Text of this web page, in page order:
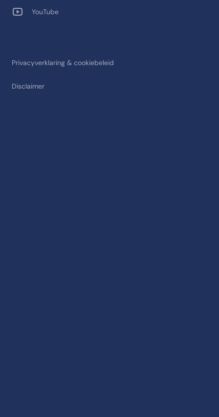
Privacyverklaring & cookiebeleid
Disclaimer
YouTube